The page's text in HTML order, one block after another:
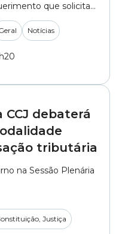
que solicita
da cidade de São
os atendimentos e
feitas por
apresentado
Notícias
debaterá
tributária
na Sessão Plenária
Justiça